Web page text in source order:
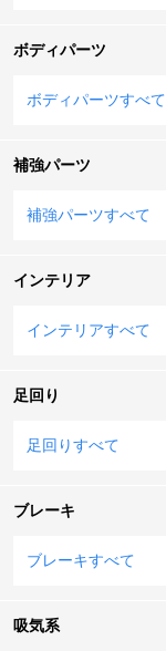
ボディパーツ
ボディパーツすべて
補強パーツ
補強パーツすべて
インテリア
インテリアすべて
足回り
足回りすべて
ブレーキ
ブレーキすべて
吸気系